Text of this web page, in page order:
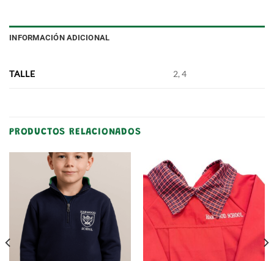
INFORMACIÓN ADICIONAL
TALLE 2, 4
PRODUCTOS RELACIONADOS